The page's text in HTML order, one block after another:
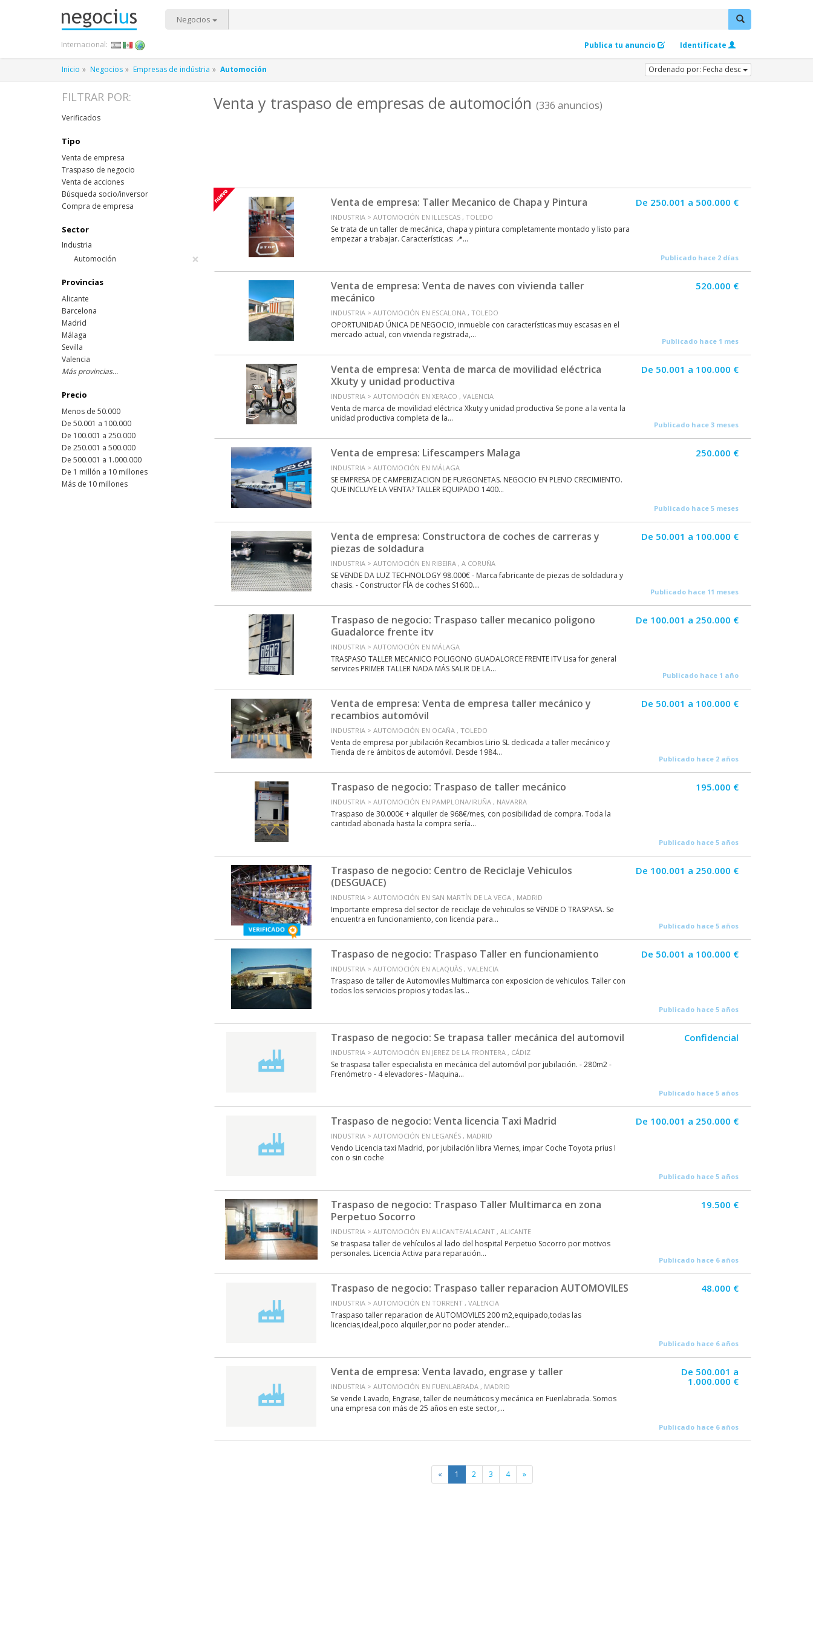
Negocios
Publica tu anuncio Identifícate
Internacional:
Inicio Negocios Empresas de indústria Automoción Ordenado por: Fecha desc
Venta y traspaso de empresas de automoción (336 anuncios)
Venta de empresa: Taller Mecanico de Chapa y Pintura
INDUSTRIA > AUTOMOCIÓN EN ILLESCAS , TOLEDO
Se trata de un taller de mecánica, chapa y pintura completamente montado y listo para
empezar a trabajar. Características: 📍...
De 250.001 a 500.000 €
Publicado hace 2 días
Venta de empresa: Venta de naves con vivienda taller
mecánico
INDUSTRIA > AUTOMOCIÓN EN ESCALONA , TOLEDO
OPORTUNIDAD ÚNICA DE NEGOCIO, inmueble con características muy escasas en el
mercado actual, con vivienda registrada,...
520.000 €
Publicado hace 1 mes
Venta de empresa: Venta de marca de movilidad eléctrica
Xkuty y unidad productiva
INDUSTRIA > AUTOMOCIÓN EN XERACO , VALENCIA
Venta de marca de movilidad eléctrica Xkuty y unidad productiva Se pone a la venta la
unidad productiva completa de la...
De 50.001 a 100.000 €
Publicado hace 3 meses
Venta de empresa: Lifescampers Malaga
INDUSTRIA > AUTOMOCIÓN EN MÁLAGA
SE EMPRESA DE CAMPERIZACION DE FURGONETAS. NEGOCIO EN PLENO CRECIMIENTO.
QUE INCLUYE LA VENTA? TALLER EQUIPADO 1400...
250.000 €
Publicado hace 5 meses
Venta de empresa: Constructora de coches de carreras y
piezas de soldadura
INDUSTRIA > AUTOMOCIÓN EN RIBEIRA , A CORUÑA
SE VENDE DA LUZ TECHNOLOGY 98.000€ - ⁠Marca fabricante de piezas de soldadura y
chasis. - Constructor FÍA de coches S1600....
De 50.001 a 100.000 €
Publicado hace 11 meses
Traspaso de negocio: Traspaso taller mecanico poligono
Guadalorce frente itv
INDUSTRIA > AUTOMOCIÓN EN MÁLAGA
TRASPASO TALLER MECANICO POLIGONO GUADALORCE FRENTE ITV Lisa for general
services PRIMER TALLER NADA MÁS SALIR DE LA...
De 100.001 a 250.000 €
Publicado hace 1 año
Venta de empresa: Venta de empresa taller mecánico y
recambios automóvil
INDUSTRIA > AUTOMOCIÓN EN OCAÑA , TOLEDO
Venta de empresa por jubilación Recambios Lirio SL dedicada a taller mecánico y
Tienda de re ámbitos de automóvil. Desde 1984...
De 50.001 a 100.000 €
Publicado hace 2 años
Traspaso de negocio: Traspaso de taller mecánico
INDUSTRIA > AUTOMOCIÓN EN PAMPLONA/IRUÑA , NAVARRA
Traspaso de 30.000€ + alquiler de 968€/mes, con posibilidad de compra. Toda la
cantidad abonada hasta la compra sería...
195.000 €
Publicado hace 5 años
Traspaso de negocio: Centro de Reciclaje Vehiculos
(DESGUACE)
INDUSTRIA > AUTOMOCIÓN EN SAN MARTÍN DE LA VEGA , MADRID
Importante empresa del sector de reciclaje de vehiculos se VENDE O TRASPASA. Se
encuentra en funcionamiento, con licencia para...
De 100.001 a 250.000 €
Publicado hace 5 años
Traspaso de negocio: Traspaso Taller en funcionamiento
INDUSTRIA > AUTOMOCIÓN EN ALAQUÀS , VALENCIA
Traspaso de taller de Automoviles Multimarca con exposicion de vehiculos. Taller con
todos los servicios propios y todas las...
De 50.001 a 100.000 €
Publicado hace 5 años
Traspaso de negocio: Se trapasa taller mecánica del automovil
INDUSTRIA > AUTOMOCIÓN EN JEREZ DE LA FRONTERA , CÁDIZ
Se traspasa taller especialista en mecánica del automóvil por jubilación. - 280m2 -
Frenómetro - 4 elevadores - Maquina...
Confidencial
Publicado hace 5 años
Traspaso de negocio: Venta licencia Taxi Madrid
INDUSTRIA > AUTOMOCIÓN EN LEGANÉS , MADRID
Vendo Licencia taxi Madrid, por jubilación libra Viernes, impar Coche Toyota prius I
con o sin coche
De 100.001 a 250.000 €
Publicado hace 5 años
Traspaso de negocio: Traspaso Taller Multimarca en zona
Perpetuo Socorro
INDUSTRIA > AUTOMOCIÓN EN ALICANTE/ALACANT , ALICANTE
Se traspasa taller de vehículos al lado del hospital Perpetuo Socorro por motivos
personales. Licencia Activa para reparación...
19.500 €
Publicado hace 6 años
Traspaso de negocio: Traspaso taller reparacion AUTOMOVILES
INDUSTRIA > AUTOMOCIÓN EN TORRENT , VALENCIA
Traspaso taller reparacion de AUTOMOVILES 200 m2,equipado,todas las
licencias,ideal,poco alquiler,por no poder atender...
48.000 €
Publicado hace 6 años
Venta de empresa: Venta lavado, engrase y taller
INDUSTRIA > AUTOMOCIÓN EN FUENLABRADA , MADRID
Se vende Lavado, Engrase, taller de neumáticos y mecánica en Fuenlabrada. Somos
una empresa con más de 25 años en este sector,...
De 500.001 a
1.000.000 €
Publicado hace 6 años
« 1 2 3 4 »
FILTRAR POR:
Verificados
Tipo
Venta de empresa
Traspaso de negocio
Venta de acciones
Búsqueda socio/inversor
Compra de empresa
Sector
Industria
Automoción
×
Provincias
Alicante
Barcelona
Madrid
Málaga
Sevilla
Valencia
Más provincias...
Precio
Menos de 50.000
De 50.001 a 100.000
De 100.001 a 250.000
De 250.001 a 500.000
De 500.001 a 1.000.000
De 1 millón a 10 millones
Más de 10 millones